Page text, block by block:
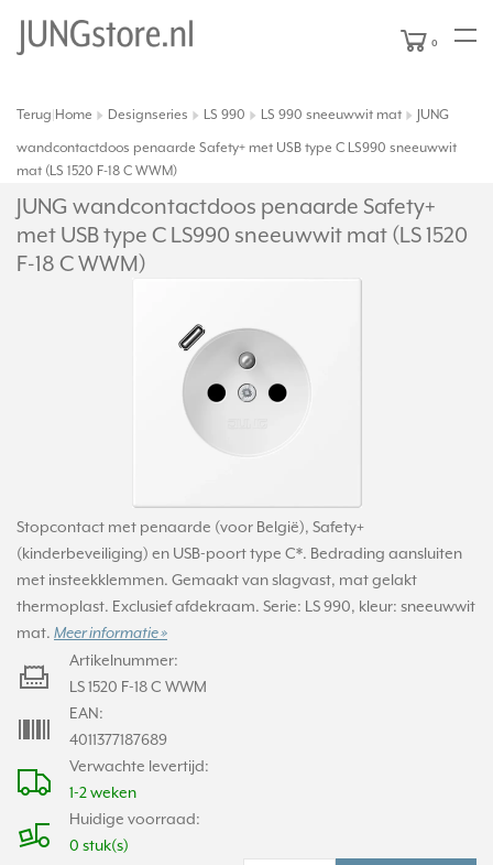
0
Terug Home Designseries LS 990 LS 990 sneeuwwit mat JUNG
wandcontactdoos penaarde Safety+ met USB type C LS990 sneeuwwit
mat (LS 1520 F-18 C WWM)
JUNG wandcontactdoos penaarde Safety+
met USB type C LS990 sneeuwwit mat (LS 1520
F-18 C WWM)
Stopcontact met penaarde (voor België), Safety+
(kinderbeveiliging) en USB-poort type C*. Bedrading aansluiten
met insteekklemmen. Gemaakt van slagvast, mat gelakt
thermoplast. Exclusief afdekraam. Serie: LS 990, kleur: sneeuwwit
mat. Meer informatie »
Verwachte levertijd:
1-2 weken
Huidige voorraad:
0 stuk(s)
Artikelnummer:
LS 1520 F-18 C WWM
EAN:
4011377187689